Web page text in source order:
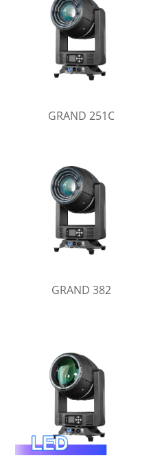
GRAND 251C
GRAND 382